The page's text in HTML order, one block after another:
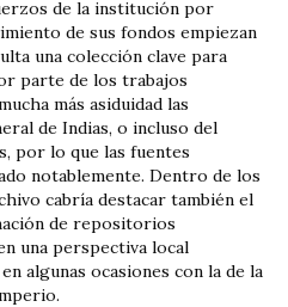
de la institución por
de sus fondos empiezan
una colección clave para
parte de los trabajos
más asiduidad las
de Indias, o incluso del
por lo que las fuentes
notablemente. Dentro de los
cabría destacar también el
de repositorios
una perspectiva local
algunas ocasiones con la de la